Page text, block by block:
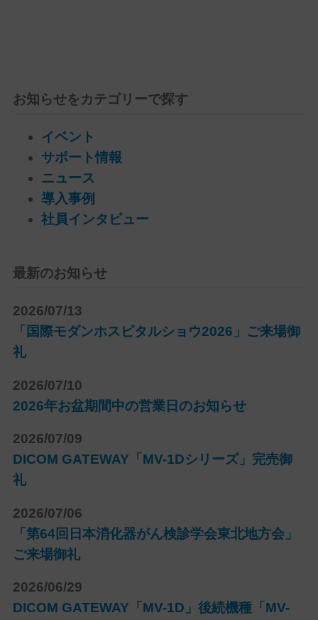
お知らせをカテゴリーで探す
イベント
サポート情報
ニュース
導入事例
社員インタビュー
最新のお知らせ
2026/07/13
「国際モダンホスピタルショウ2026」ご来場御
礼
2026/07/10
2026年お盆期間中の営業日のお知らせ
2026/07/09
DICOM GATEWAY「MV-1Dシリーズ」完売御
礼
2026/07/06
「第64回日本消化器がん検診学会東北地方会」
ご来場御礼
2026/06/29
DICOM GATEWAY「MV-1D」後続機種「MV-